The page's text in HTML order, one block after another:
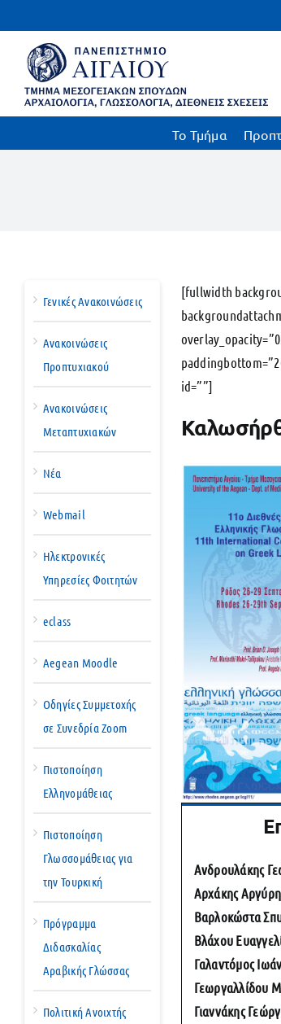
στο
περιεχόμενο
To Τμήμα
[fullwidth
id=””]
Ανδρουλάκης
Αρχάκης
Βαρλοκώστα
Βλάχου
Γαλαντόμος
Γεωργαλλίδου
Γιαννάκης
Γενικές Ανακοινώσεις
Ανακοινώσεις
Προπτυχιακού
Ανακοινώσεις
Μεταπτυχιακών
Νέα
Webmail
Ηλεκτρονικές
Υπηρεσίες Φοιτητών
eclass
Aegean Moodle
Οδηγίες Συμμετοχής
σε Συνεδρία Zoom
Πιστοποίηση
Ελληνομάθειας
Πιστοποίηση
Γλωσσομάθειας για
την Τουρκική
Πρόγραμμα
Διδασκαλίας
Αραβικής Γλώσσας
Πολιτική Ανοιχτής